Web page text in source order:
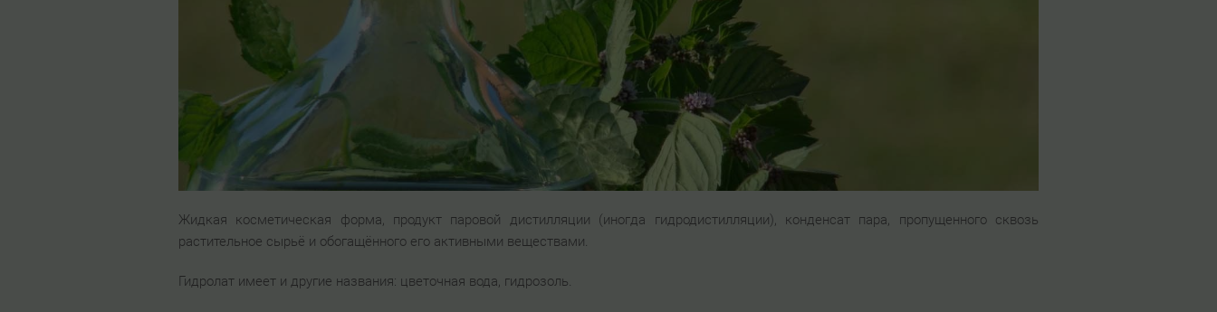
Жидкая косметическая форма, продукт паровой дистилляции (иногда гидродистилляции), конденсат пара, пропущенного сквозь
растительное сырьё и обогащённого его активными веществами.
Гидролат имеет и другие названия: цветочная вода, гидрозоль.